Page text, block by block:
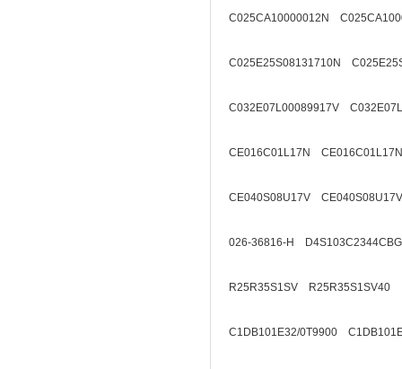
C025CA10000012N
C025E25S08131710N
C032E07L00089917V
CE016C01L17N
CE040S08U17V
026-36816-H
R25R35S1SV R25R35S1SV40
C1DB101E32/0T9900